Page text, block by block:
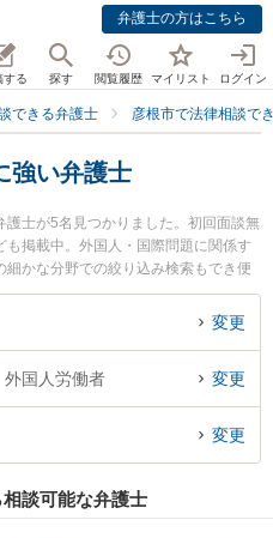
弁護士の方はこちら
する 探す 閲覧履歴 マイリスト ログイン
できる弁護士 彦根市で法律相談で
強い弁護士
士が5名見つかりました。初回面談無
掲載中。外国人・国際問題に関係す
かな分野での絞り込み検索もでき便
護士や彩明法律事務所の二之宮 健治弁
のプロフィール情報や弁護士費用、強
日や夜間に発生した外国人労働者の
回相談無料で外国人労働者を法律相
い』などでお困りの相談者さんにお
変更
国人労働者 変更
変更
談可能な弁護士